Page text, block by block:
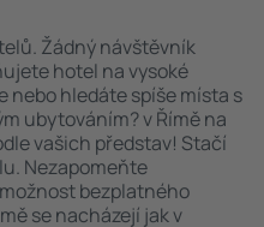
Žádný návštěvník
hotel na vysoké
nebo hledáte spíše místa s
ubytováním? v Římě na
vašich představ! Stačí
Nezapomeňte
bezplatného
se nacházejí jak v